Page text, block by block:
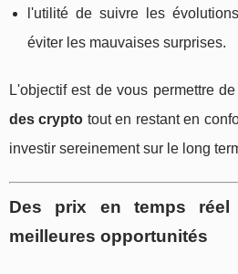
l'utilité de suivre les
éviter les mauvaises surprises.
L'objectif est de vous permettre de
des crypto tout en restant en
investir sereinement sur le long
Des prix en temps
meilleures opportunités